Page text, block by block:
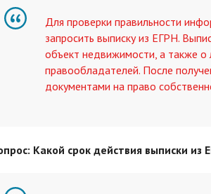
Для проверки правильности
запросить выписку из ЕГРН.
объект недвижимости, а также о
правообладателей. После
документами на право
Какой срок действия выписки из